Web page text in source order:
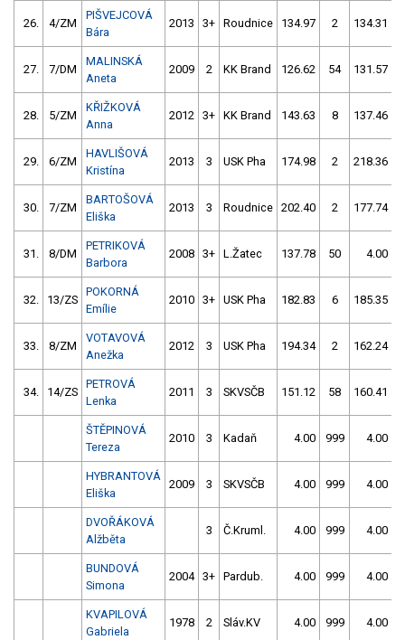
26. 4/ZM
PIŠVEJCOVÁ
Bára
2013 3+ Roudnice 134.97 2 134.31
27. 7/DM
MALINSKÁ
Aneta
2009 2 KK Brand 126.62 54 131.57
28. 5/ZM
KŘIŽKOVÁ
Anna
2012 3+ KK Brand 143.63 8 137.46
29. 6/ZM
HAVLIŠOVÁ
Kristína
2013 3 USK Pha 174.98 2 218.36
30. 7/ZM
BARTOŠOVÁ
Eliška
2013 3 Roudnice 202.40 2 177.74
31. 8/DM
PETRIKOVÁ
Barbora
2008 3+ L.Žatec 137.78 50 4.00
32. 13/ZS
POKORNÁ
Emílie
2010 3+ USK Pha 182.83 6 185.35
33. 8/ZM
VOTAVOVÁ
Anežka
2012 3 USK Pha 194.34 2 162.24
34. 14/ZS
PETROVÁ
Lenka
2011 3 SKVSČB 151.12 58 160.41
ŠTĚPINOVÁ
Tereza
2010 3 Kadaň 4.00 999 4.00
HYBRANTOVÁ
Eliška
2009 3 SKVSČB 4.00 999 4.00
DVOŘÁKOVÁ
Alžběta
3 Č.Kruml. 4.00 999 4.00
BUNDOVÁ
Simona
2004 3+ Pardub. 4.00 999 4.00
KVAPILOVÁ
Gabriela
1978 2 Sláv.KV 4.00 999 4.00